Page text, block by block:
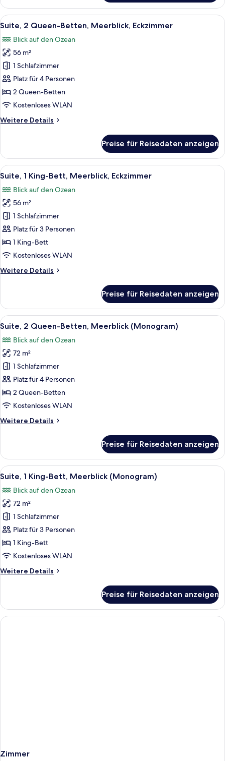
Deluxe
Family
Twin,
View
Alle
Fotos
für
Suite,
2 Queen-
Betten,
Meerblick,
Eckzimmer
Ein modernes Hotelzimmer mit
12
Suite, 2 Queen-Betten, Meerblick, Eckzimmer
Blick auf den Ozean
56 m²
1 Schlafzimmer
Platz für 4 Personen
2 Queen-Betten
Kostenloses WLAN
Weitere Details
Weitere
2 Queen-
Betten,
Meerblick,
Preise für Reisedaten anzeigen
Alle
Fotos
für
Suite,
1 King-
Bett,
Meerblick,
Eckzimmer
Ein modernes Hotelzimmer mit
12
Suite, 1 King-Bett, Meerblick, Eckzimmer
Blick auf den Ozean
56 m²
1 Schlafzimmer
Platz für 3 Personen
1 King-Bett
Kostenloses WLAN
Weitere Details
Weitere
1 King-
Bett,
Meerblick,
Preise für Reisedaten anzeigen
Alle
Fotos
für
Suite,
2 Queen-
Betten,
Meerblick
(Monogram)
Ein Hotelzimmer mit zwei Betten,
17
Suite, 2 Queen-Betten, Meerblick (Monogram)
Blick auf den Ozean
72 m²
1 Schlafzimmer
Platz für 4 Personen
2 Queen-Betten
Kostenloses WLAN
Weitere Details
Weitere
2 Queen-
Betten,
Meerblick
(Monogram)
Preise für Reisedaten anzeigen
Alle
Fotos
für
Suite,
1 King-
Bett,
Meerblick
(Monogram)
Ein modernes Hotelzimmer mit
19
Suite, 1 King-Bett, Meerblick (Monogram)
Blick auf den Ozean
72 m²
1 Schlafzimmer
Platz für 3 Personen
1 King-Bett
Kostenloses WLAN
Weitere Details
Weitere
1 King-
Bett,
Meerblick
Preise für Reisedaten anzeigen
Zimmer